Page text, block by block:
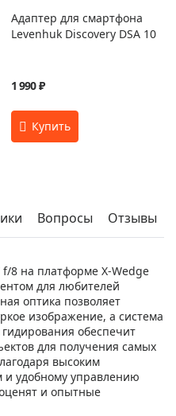
Адаптер для смартфона
Levenhuk Discovery DSA 10
1 990 ₽
Вопросы Отзывы
f/8 на платформе X-Wedge
для любителей
оптика позволяет
изображение, а система
обеспечит
для получения самых
высоким
и удобному управлению
оценят и опытные